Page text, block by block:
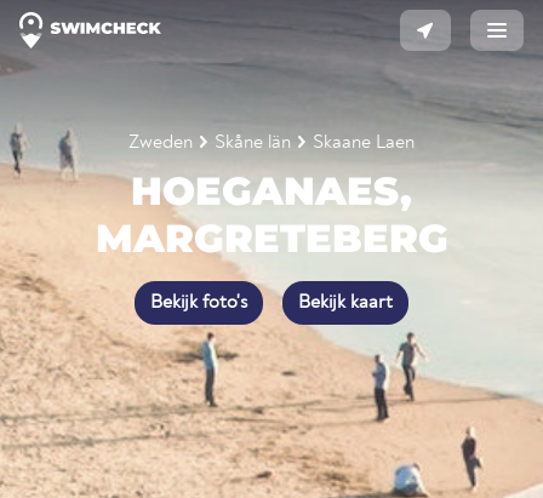
Zweden Skåne län Skaane Laen
HOEGANAES,
MARGRETEBERG
Bekijk foto's Bekijk kaart